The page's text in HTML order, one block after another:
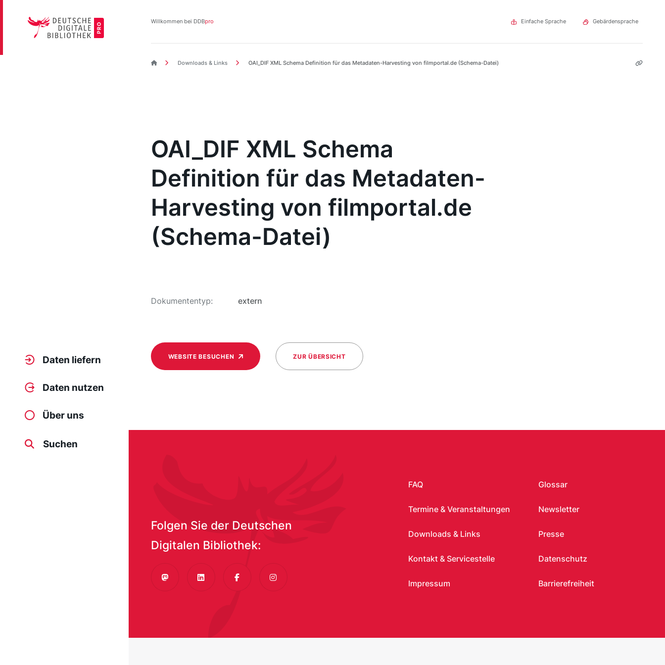
Willkommen bei DDBpro Einfache Sprache Gebärdensprache
Daten liefern
Daten nutzen
Über uns
Suchen
DDBpro StartseiteDownloads & Links OAI_DIF XML Schema Definition für das Metadaten-Harvesting von filmportal.de (Schema-Datei)
OAI_DIF XML Schema
Definition für das Metadaten-
Harvesting von filmportal.de
(Schema-Datei)
Dokumententyp: extern
WEBSITE BESUCHEN ZUR ÜBERSICHT
FAQ Glossar
Termine & Veranstaltungen Newsletter
Downloads & Links Presse
Kontakt & Servicestelle Datenschutz
Impressum Barrierefreiheit
Folgen Sie der Deutschen
Digitalen Bibliothek:
MastodonLinkedIn FacebookInstagram